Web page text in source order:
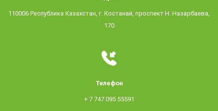
110006 Республика Казахстан, г. Костанай, проспект Н. Назарбаева,
170
Телефон
+ 7 747 095 55591